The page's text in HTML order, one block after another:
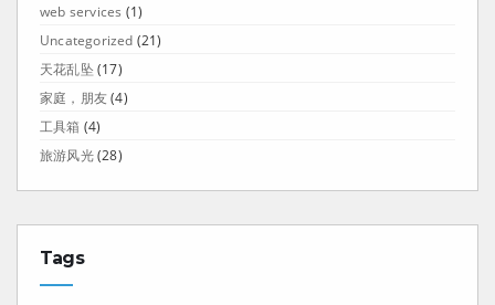
web services (1)
Uncategorized (21)
天花乱坠 (17)
家庭，朋友(4)
工具箱 (4)
旅游风光(28)
Tags